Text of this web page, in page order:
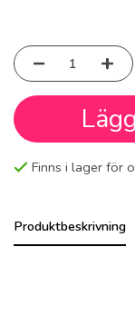
Finns i lager för
Produktbeskrivning